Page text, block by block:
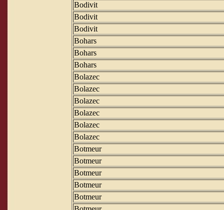
Bodivit
Bodivit
Bodivit
Bohars
Bohars
Bohars
Bolazec
Bolazec
Bolazec
Bolazec
Bolazec
Bolazec
Botmeur
Botmeur
Botmeur
Botmeur
Botmeur